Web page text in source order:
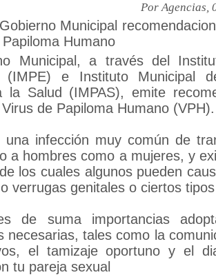
Por Agencias,
Municipal
Humano
Municipal, a través del
(IMPE) e Instituto Municipal
la Salud (IMPAS), emite
de Papiloma Humano (VPH).
una infección muy común de
a hombres como a mujeres, y
los cuales algunos pueden
verrugas genitales o ciertos
de suma importancias
necesarias, tales como la
el tamizaje oportuno y el
tu pareja sexual